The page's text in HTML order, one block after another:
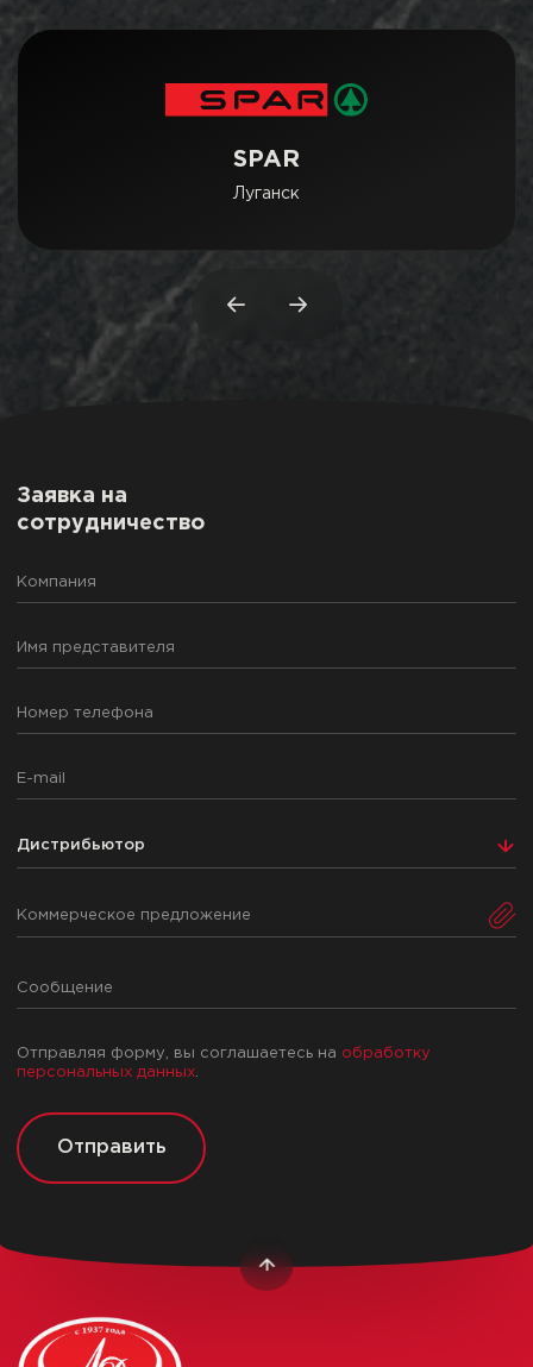
SPAR
Луганск
Заявка на
сотрудничество
Дистрибьютор
Коммерческое предложение
Отправляя форму, вы соглашаетесь на обработку
персональных данных
Отправить